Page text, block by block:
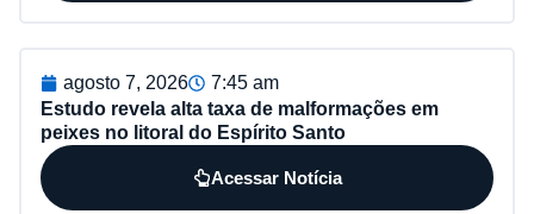
agosto 7, 2026
7:45 am
Estudo revela alta taxa de malformações em
peixes no litoral do Espírito Santo
Acessar Notícia